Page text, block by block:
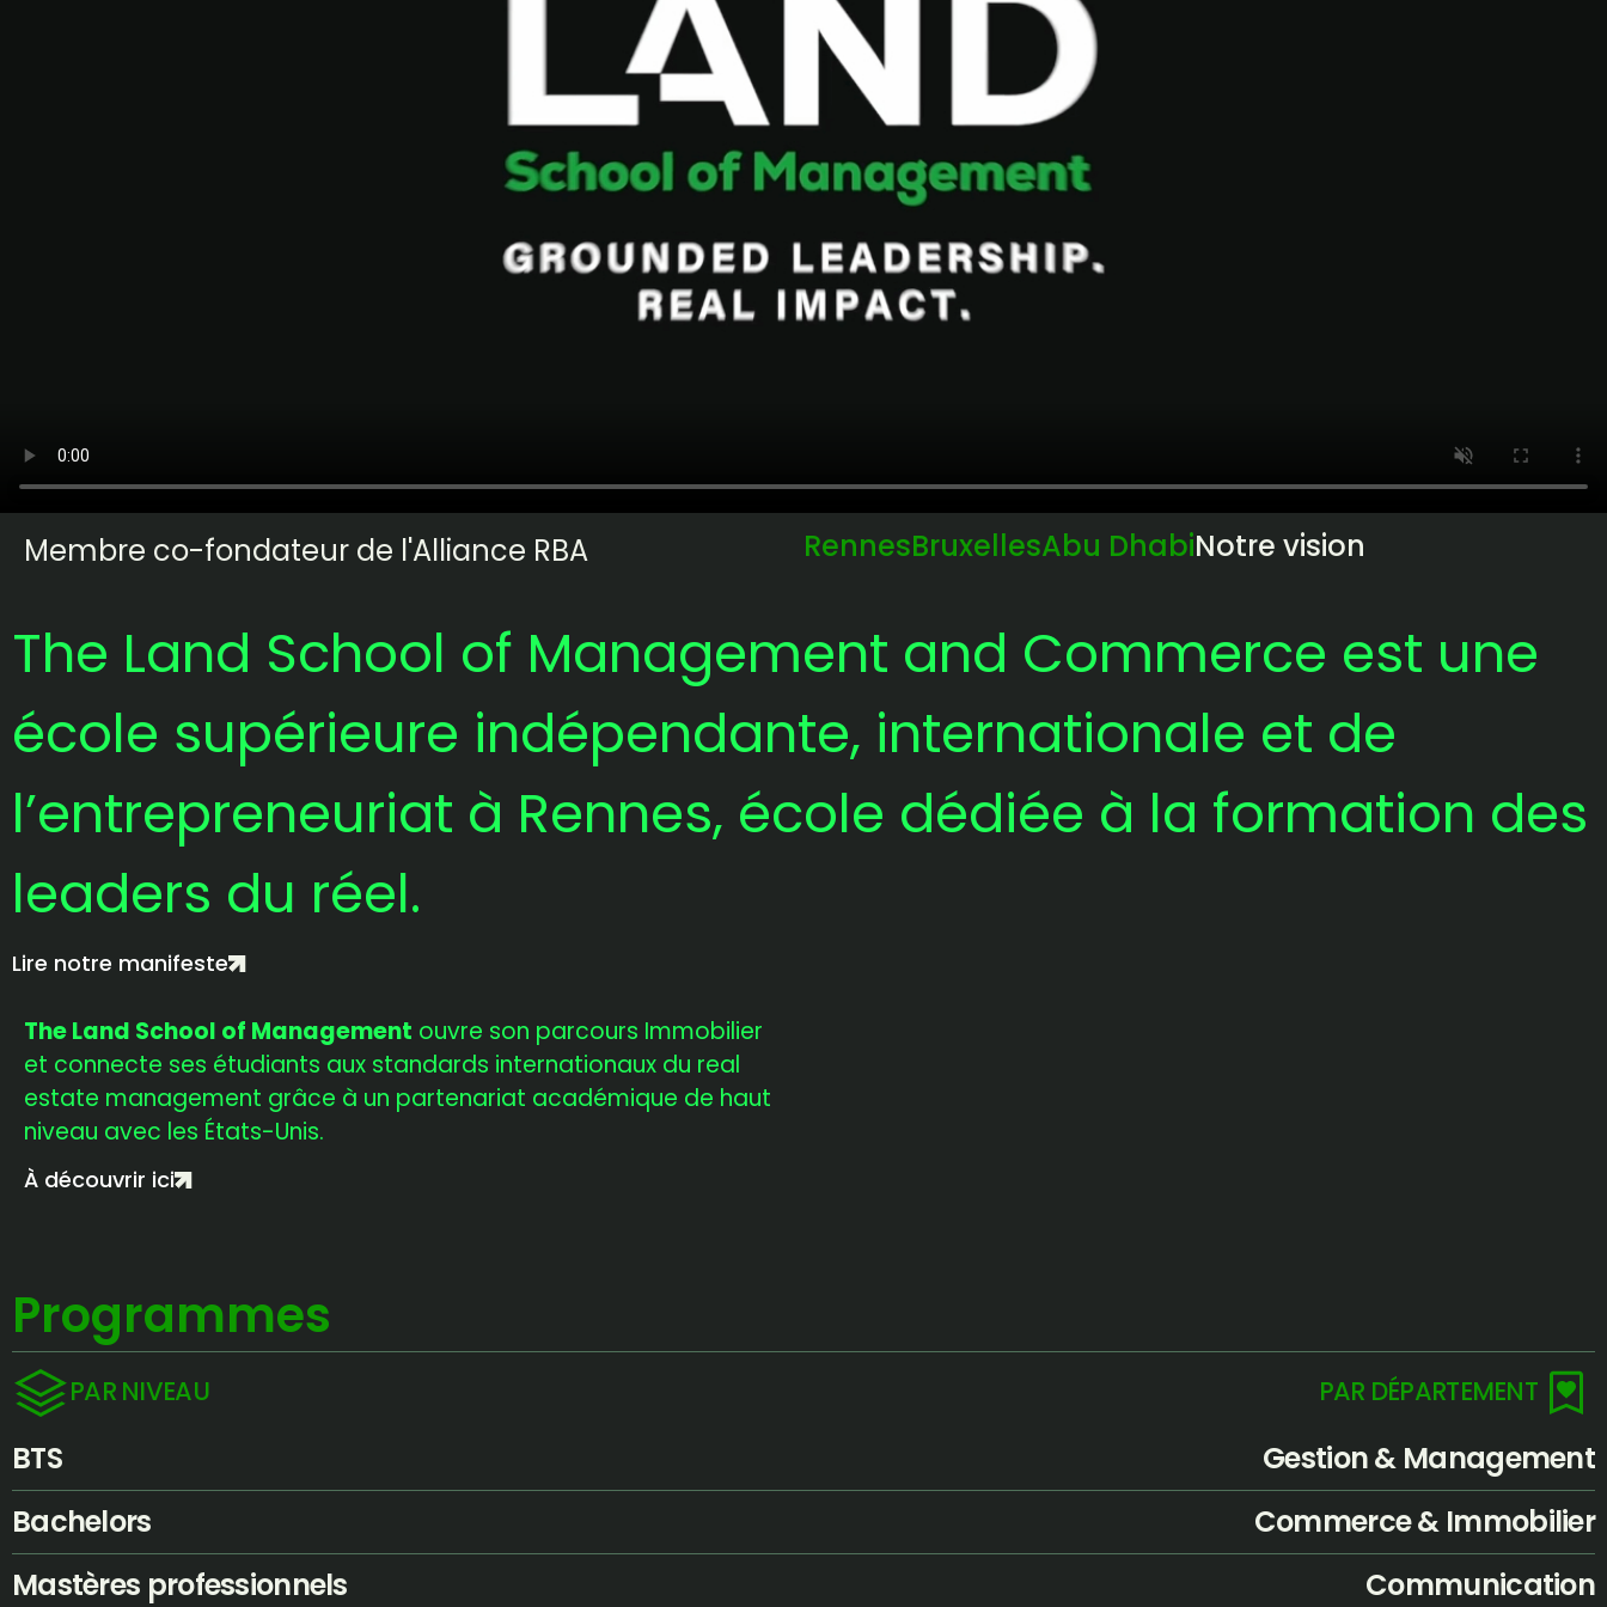
Membre co-fondateur de l'Alliance RBA RennesBruxellesAbu DhabiNotre vision
The Land School of Management and Commerce est une
école supérieure indépendante, internationale et de
l’entrepreneuriat à Rennes, école dédiée à la formation des
leaders du réel.
Lire notre manifeste
The Land School of Management ouvre son parcours Immobilier
et connecte ses étudiants aux standards internationaux du real
estate management grâce à un partenariat académique de haut
niveau avec les États-Unis.
À découvrir ici
Programmes
PAR NIVEAU
BTS
Bachelors
Mastères professionnels
PAR DÉPARTEMENT
Gestion & Management
Commerce & Immobilier
Communication